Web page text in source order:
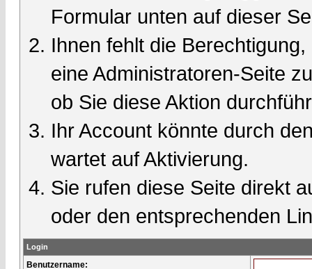
Formular unten auf dieser
Ihnen fehlt die
eine Administratoren-Seite
ob Sie diese Aktion
Ihr Account könnte durch
wartet auf Aktivierung.
Sie rufen diese Seite direkt
oder den entsprechenden
Login
Benutzername: